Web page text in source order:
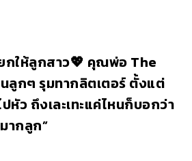
กให้ลูกสาว💖 คุณพ่อ The
ลูกๆ รุมทากลิตเตอร์ ตั้งแต่
หัว ถึงเละเทะแค่ไหนก็บอกว่า
ากลูก”